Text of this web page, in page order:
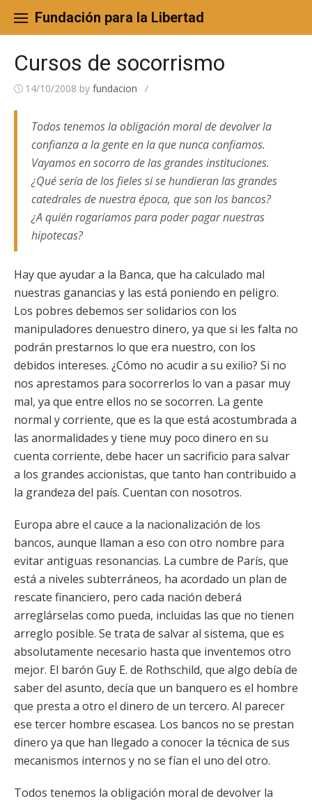
content
Fundación para la Libertad
Cursos de socorrismo
14/10/2008 by fundacion /
Todos tenemos la obligación moral de devolver la
confianza a la gente en la que nunca confiamos.
Vayamos en socorro de las grandes instituciones.
¿Qué sería de los fieles si se hundieran las grandes
catedrales de nuestra época, que son los bancos?
¿A quién rogaríamos para poder pagar nuestras
hipotecas?
Hay que ayudar a la Banca, que ha calculado mal
nuestras ganancias y las está poniendo en peligro.
Los pobres debemos ser solidarios con los
manipuladores denuestro dinero, ya que si les falta no
podrán prestarnos lo que era nuestro, con los
debidos intereses. ¿Cómo no acudir a su exilio? Si no
nos aprestamos para socorrerlos lo van a pasar muy
mal, ya que entre ellos no se socorren. La gente
normal y corriente, que es la que está acostumbrada a
las anormalidades y tiene muy poco dinero en su
cuenta corriente, debe hacer un sacrificio para salvar
a los grandes accionistas, que tanto han contribuido a
la grandeza del país. Cuentan con nosotros.
Europa abre el cauce a la nacionalización de los
bancos, aunque llaman a eso con otro nombre para
evitar antiguas resonancias. La cumbre de París, que
está a niveles subterráneos, ha acordado un plan de
rescate financiero, pero cada nación deberá
arreglárselas como pueda, incluidas las que no tienen
arreglo posible. Se trata de salvar al sistema, que es
absolutamente necesario hasta que inventemos otro
mejor. El barón Guy E. de Rothschild, que algo debía de
saber del asunto, decía que un banquero es el hombre
que presta a otro el dinero de un tercero. Al parecer
ese tercer hombre escasea. Los bancos no se prestan
dinero ya que han llegado a conocer la técnica de sus
mecanismos internos y no se fían el uno del otro.
Todos tenemos la obligación moral de devolver la